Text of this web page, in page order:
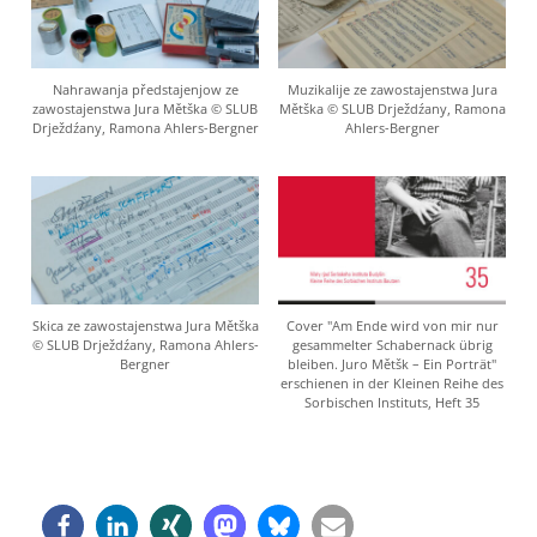
Nahrawanja předstajenjow ze
zawostajenstwa Jura Mětška © SLUB
Drježdźany, Ramona Ahlers-Bergner
Muzikalije ze zawostajenstwa Jura
Mětška © SLUB Drježdźany, Ramona
Ahlers-Bergner
Skica ze zawostajenstwa Jura Mětška
© SLUB Drježdźany, Ramona Ahlers-
Bergner
Cover "Am Ende wird von mir nur
gesammelter Schabernack übrig
bleiben. Juro Mětšk – Ein Porträt"
erschienen in der Kleinen Reihe des
Sorbischen Instituts, Heft 35